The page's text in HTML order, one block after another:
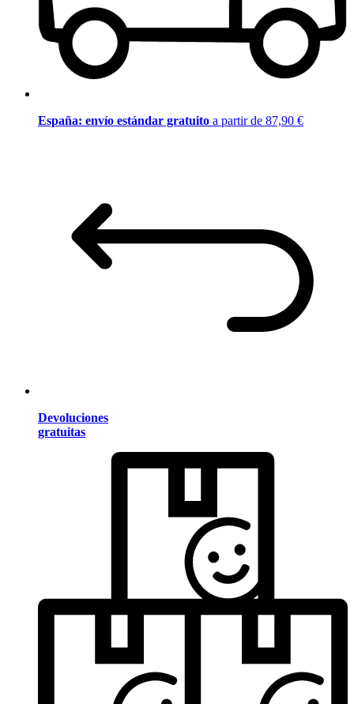
España: envío estándar gratuito a partir de 87,90 €
Devoluciones
gratuitas